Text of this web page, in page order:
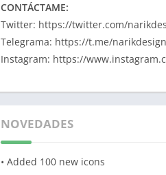
CONTÁCTAME:
Twitter: https://twitter.com/
Telegrama: https://t.me/narikdesign
Instagram: https://
NOVEDADES
• Added 100 new icons